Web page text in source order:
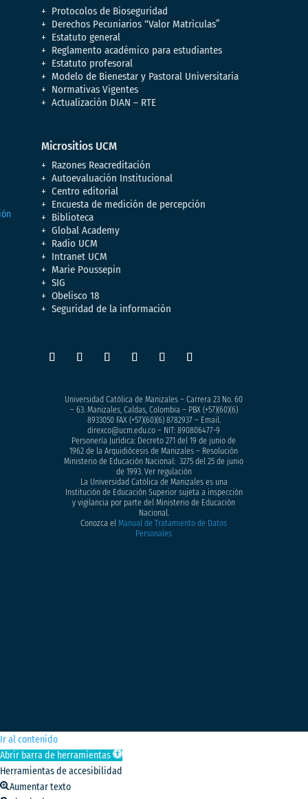
Protocolos de Bioseguridad
Derechos Pecuniarios “Valor Matrículas”
Estatuto general
Reglamento académico para estudiantes
Estatuto profesoral
Modelo de Bienestar y Pastoral Universitaria
Normativas Vigentes
Actualización DIAN – RTE
Micrositios UCM
Razones Reacreditación
Autoevaluación Institucional
Centro editorial
Encuesta de medición de percepción
Biblioteca
Global Academy
Radio UCM
Intranet UCM
Marie Poussepin
SIG
Obelisco 18
Seguridad de la información
Universidad Católica de Manizales – Carrera 23 No. 60
– 63. Manizales, Caldas, Colombia – PBX (+57)(60)(6)
8933050FAX (+57)(60)(6) 8782937 – Email.
direxco@ucm.edu.co – NIT: 890806477-9
Personería Jurídica: Decreto 271 del 19 de junio de
1962 de la Arquidiócesis de Manizales – Resolución
Ministerio de Educación Nacional: 3275 del 25 de junio
de 1993. Ver regulación
La Universidad Católica de Manizales es una
Institución de Educación Superior sujeta a inspección
y vigilancia por parte del Ministerio de Educación
Nacional.
Conozca elManual de Tratamiento de Datos
Personales
Ir al contenido
Abrir barra de herramientas
Herramientas de accesibilidad
Aumentar texto